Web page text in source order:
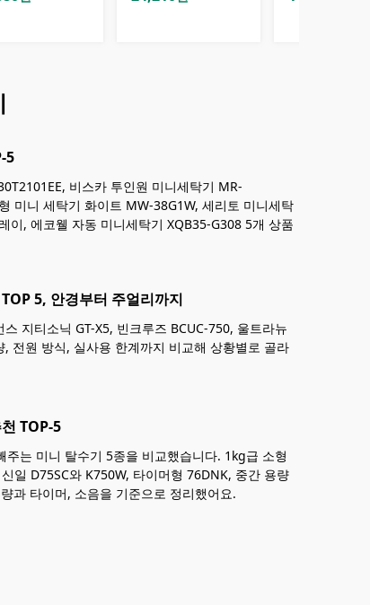
5
비스카 투인원 미니세탁기 MR-
미니 세탁기 화이트 MW-38G1W, 세리토 미니세탁
이, 에코웰 자동 미니세탁기 XQB35-G308 5개 상품
5, 안경부터 주얼리까지
지티소닉 GT-X5, 빈크루즈 BCUC-750, 울트라뉴
전원 방식, 실사용 한계까지 비교해 상황별로 골라
TOP-5
주는 미니 탈수기 5종을 비교했습니다. 1kg급 소형
일 D75SC와 K750W, 타이머형 76DNK, 중간 용량
과 타이머, 소음을 기준으로 정리했어요.